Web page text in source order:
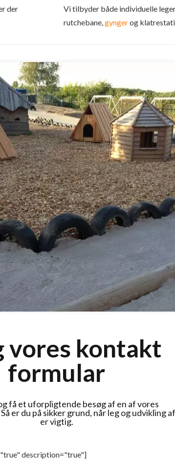
der
Vi tilbyder både individuelle
rutchebane,gyngerog
vores kontakt
formular
få et uforpligtende besøg af en af vores
er du på sikker grund, når leg og udvikling
er vigtig.
description="true"]